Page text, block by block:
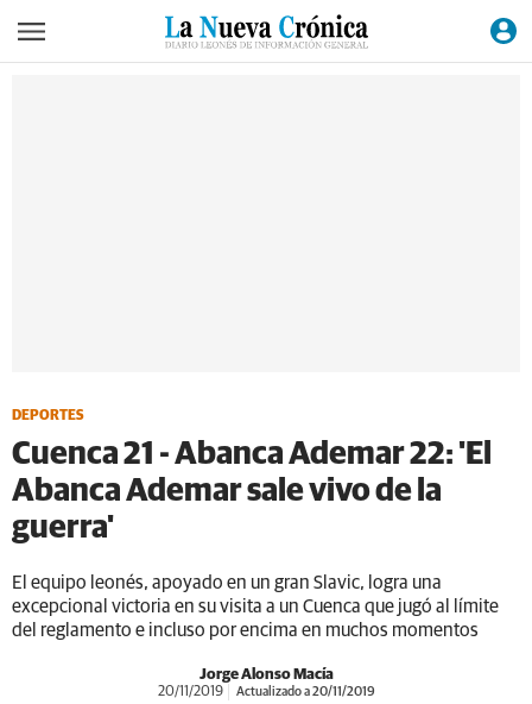
DEPORTES
Cuenca 21 - Abanca Ademar 22: 'El
Abanca Ademar sale vivo de la
guerra'
El equipo leonés, apoyado en un gran Slavic, logra una
excepcional victoria en su visita a un Cuenca que jugó al límite
del reglamento e incluso por encima en muchos momentos
Jorge Alonso Macía
20/11/2019 Actualizado a 20/11/2019